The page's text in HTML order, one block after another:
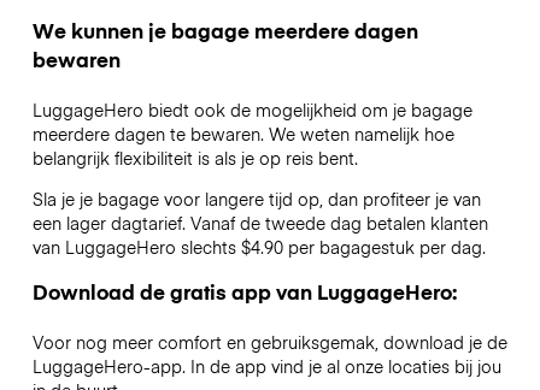
We kunnen je bagage meerdere dagen
bewaren
LuggageHero biedt ook de mogelijkheid om je bagage
meerdere dagen te bewaren. We weten namelijk hoe
belangrijk flexibiliteit is als je op reis bent.
Sla je je bagage voor langere tijd op, dan profiteer je van
een lager dagtarief. Vanaf de tweede dag betalen klanten
van LuggageHero slechts $4.90 per bagagestuk per dag.
Download de gratis app van LuggageHero:
Voor nog meer comfort en gebruiksgemak, download je de
LuggageHero-app. In de app vind je al onze locaties bij jou